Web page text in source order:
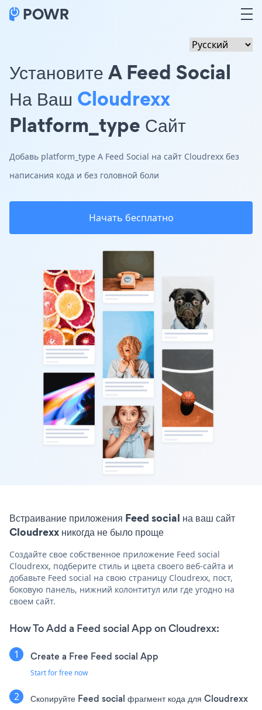
Установите A Feed Social
На Ваш Cloudrexx
Platform_type Сайт
Добавь platform_type A Feed Social на сайт Cloudrexx без
написания кода и без головной боли
Начать бесплатно
Встраивание приложения Feed social на ваш сайт
Cloudrexx никогда не было проще
Создайте свое собственное приложение Feed social
Cloudrexx, подберите стиль и цвета своего веб-сайта и
добавьте Feed social на свою страницу Cloudrexx, пост,
боковую панель, нижний колонтитул или где угодно на
своем сайт.
How To Add a Feed social App on Cloudrexx:
Create a Free Feed social App
Start for free now
Скопируйте Feed social фрагмент кода для Cloudrexx